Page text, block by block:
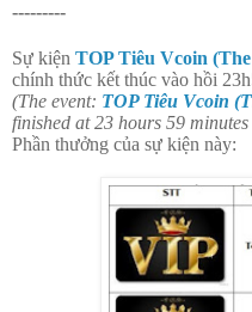
---------
Sự kiện TOP Tiêu Vcoin
chính thức kết thúc vào hồi
(The event: TOP Tiêu Vcoin
finished at 23 hours 59
Phần thưởng của sự kiện này: